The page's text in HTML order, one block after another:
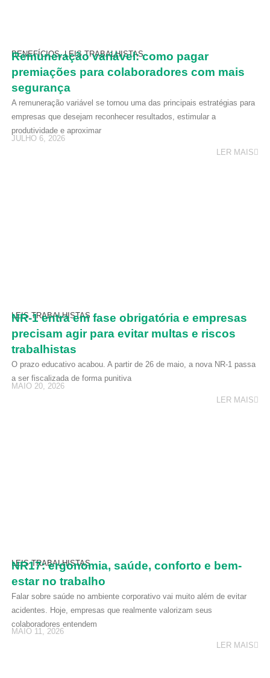
BENEFÍCIOS,LEIS TRABALHISTAS
Remuneração variável: como pagar
premiações para colaboradores com mais
segurança
A remuneração variável se tornou uma das principais estratégias para
empresas que desejam reconhecer resultados, estimular a
produtividade e aproximar
JULHO 6, 2026
LER MAIS
LEIS TRABALHISTAS
NR-1 entra em fase obrigatória e empresas
precisam agir para evitar multas e riscos
trabalhistas
O prazo educativo acabou. A partir de 26 de maio, a nova NR-1 passa
a ser fiscalizada de forma punitiva
MAIO 20, 2026
LER MAIS
LEIS TRABALHISTAS
NR17: ergonomia, saúde, conforto e bem-
estar no trabalho
Falar sobre saúde no ambiente corporativo vai muito além de evitar
acidentes. Hoje, empresas que realmente valorizam seus
colaboradores entendem
MAIO 11, 2026
LER MAIS